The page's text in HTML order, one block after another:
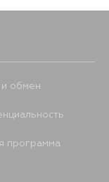
и обмен
программа